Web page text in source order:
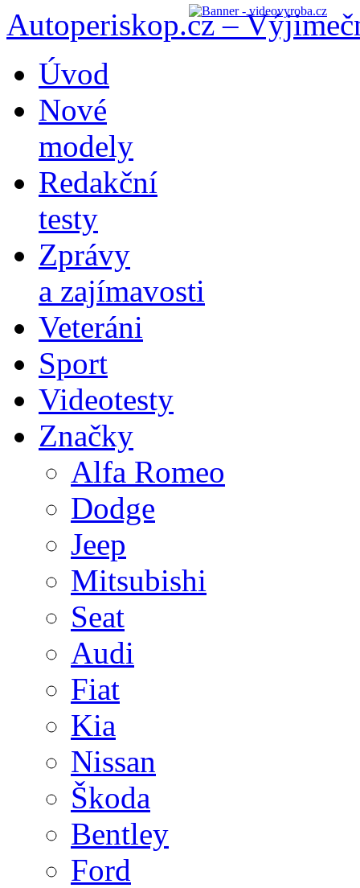
Autoperiskop.cz –
obsahu
webu
Úvod
Nové
modely
Redakční
testy
Zprávy
a zajímavosti
Veteráni
Sport
Videotesty
Značky
Alfa Romeo
Dodge
Jeep
Mitsubishi
Seat
Audi
Fiat
Kia
Nissan
Škoda
Bentley
Ford